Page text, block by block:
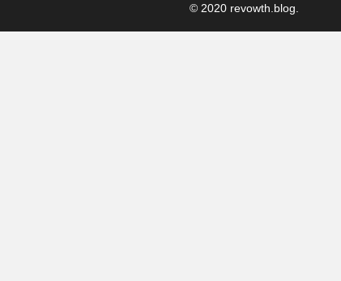
© 2020 revowth.blog.